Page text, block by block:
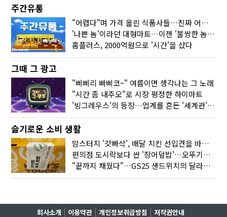
주간유통
"어렵다"며 가격 올린 식품사들…진짜 어려운 거 맞아?
'나쁜 놈'이라던 대형마트…이젠 '불쌍한 놈' 됐다
홈플러스, 2000억원으로 '시간'을 샀다
그때 그 광고
"삐삐리 빠삐코~" 여름이면 생각나는 그 노래
"시간 좀 내주오"로 시장 평정한 하이마트
'빙그레우스'의 등장…업계를 흔든 '세계관' 마케팅
슬기로운 소비 생활
맘스터치 '갓빠삭', 배달 치킨 선입견을 바꿨다
편의점 도시락보다 싼 '장어덮밥'…오뚜기가 해냈다
"끝까지 채웠다"…GS25 샌드위치의 달라진 '속'사정
회사소개 이용약관 개인정보취급방침 저작권안내